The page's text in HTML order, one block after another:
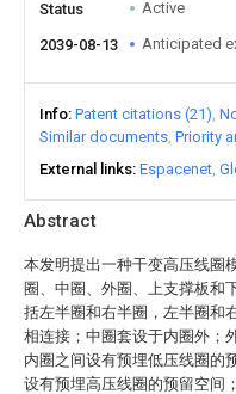
Abstract
本发明提出一种干变高压线圈
圈、中圈、外圈、上支撑板和
括左半圈和右半圈，左半圈和
相连接；中圈套设于内圈外；
内圈之间设有预埋低压线圈的
设有预埋高压线圈的预留空间
Status Active
2039-08-13 Anticipated
Info Patent citations (21)
Similar documents Priority
External links Espacenet